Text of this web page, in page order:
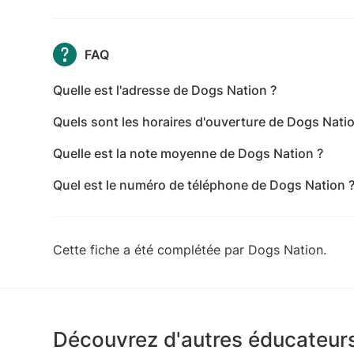
FAQ
Quelle est l'adresse de Dogs Nation ?
Quels sont les horaires d'ouverture de Dogs
09:00-12:00,14:00-18:00 - mercredi: 10:00-15:00
12:00,14:00-18:00 - samedi: 10:00-12:00 -
Quelle est la note moyenne de Dogs Nation ?
Quel est le numéro de téléphone de Dogs Nation ?
Cette fiche a été complétée par Dogs Nation.
Découvrez d'autres